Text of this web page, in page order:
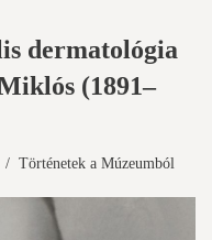
dermatológia
(1891–
Történetek a Múzeumból